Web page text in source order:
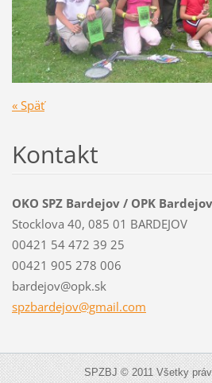
« Späť
Kontakt
OKO SPZ Bardejov / OPK Bardejov
Stocklova 40, 085 01 BARDEJOV
00421 54 472 39 25
00421 905 278 006
bardejov@opk.sk
spzbardejov@gmail.com
SPZBJ © 2011 Všetky